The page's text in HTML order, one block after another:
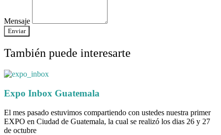
Mensaje
Enviar
También puede interesarte
Expo Inbox Guatemala
El mes pasado estuvimos compartiendo con ustedes nuestra primer
EXPO en Ciudad de Guatemala, la cual se realizó los dias 26 y 27
de octubre